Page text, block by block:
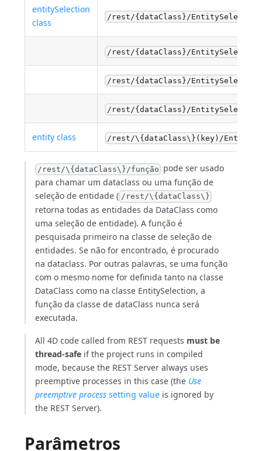
entitySelection
class
/rest/{dataClass}/
/rest/{dataClass}/
/rest/{dataClass}/
/rest/{dataClass}/
entity class /rest/\{dataClass\}(key)/
/rest/\{dataClass\}/função pode ser usado
para chamar um dataclass ou uma função de
seleção de entidade ( /rest/\{dataClass\}
retorna todas as entidades da DataClass como
uma seleção de entidade). A função é
pesquisada primeiro na classe de seleção de
entidades. Se não for encontrado, é procurado
na dataclass. Por outras palavras, se uma função
com o mesmo nome for definida tanto na classe
DataClass como na classe EntitySelection, a
função da classe de dataClass nunca será
executada.
All 4D code called from REST requests must be
thread-safe if the project runs in compiled
mode, because the REST Server always uses
preemptive processes in this case (the Use
preemptive process setting value is ignored by
the REST Server).
Parâmetros